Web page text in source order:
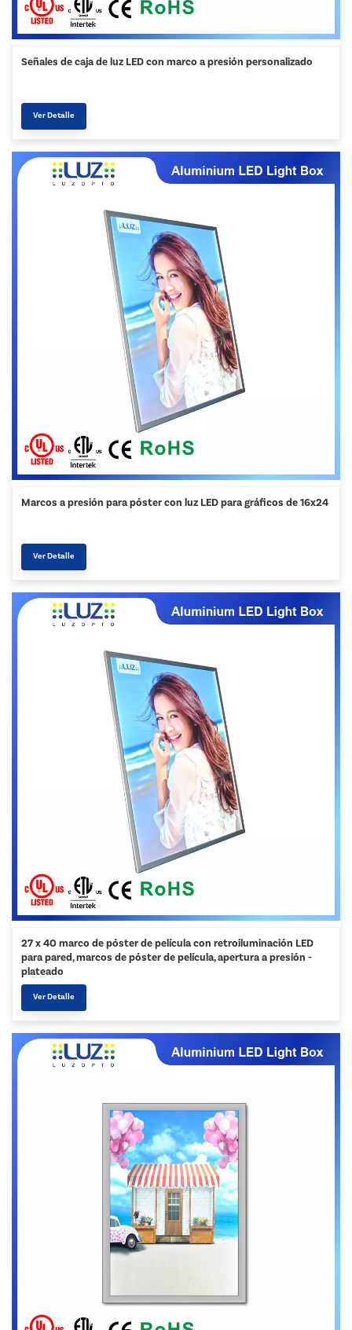
Señales de caja de luz LED con marco a presión personalizado
Ver Detalle
Marcos a presión para póster con luz LED para gráficos de 16x24
Ver Detalle
27 x 40 marco de póster de película con retroiluminación LED
para pared, marcos de póster de película, apertura a presión -
plateado
Ver Detalle